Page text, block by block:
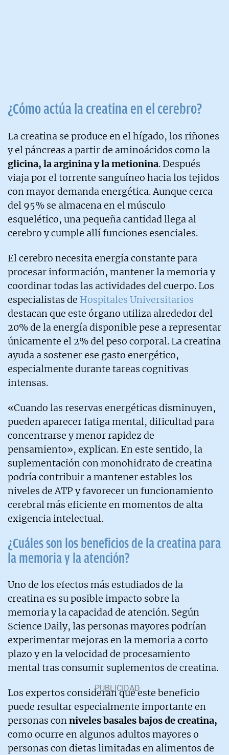
¿Cómo actúa la creatina en el cerebro?
La creatina se produce en el hígado, los riñones
y el páncreas a partir de aminoácidos como la
glicina, la arginina y la metionina. Después
viaja por el torrente sanguíneo hacia los tejidos
con mayor demanda energética. Aunque cerca
del 95% se almacena en el músculo
esquelético, una pequeña cantidad llega al
cerebro y cumple allí funciones esenciales.
El cerebro necesita energía constante para
procesar información, mantener la memoria y
coordinar todas las actividades del cuerpo. Los
especialistas de Hospitales Universitarios
destacan que este órgano utiliza alrededor del
20% de la energía disponible pese a representar
únicamente el 2% del peso corporal. La creatina
ayuda a sostener ese gasto energético,
especialmente durante tareas cognitivas
intensas.
«Cuando las reservas energéticas disminuyen,
pueden aparecer fatiga mental, dificultad para
concentrarse y menor rapidez de
pensamiento», explican. En este sentido, la
suplementación con monohidrato de creatina
podría contribuir a mantener estables los
niveles de ATP y favorecer un funcionamiento
cerebral más eficiente en momentos de alta
exigencia intelectual.
¿Cuáles son los beneficios de la creatina para
la memoria y la atención?
Uno de los efectos más estudiados de la
creatina es su posible impacto sobre la
memoria y la capacidad de atención. Según
Science Daily, las personas mayores podrían
experimentar mejoras en la memoria a corto
plazo y en la velocidad de procesamiento
mental tras consumir suplementos de creatina.
Los expertos consideran que este beneficio
puede resultar especialmente importante en
personas conniveles basales bajos de creatina,
como ocurre en algunos adultos mayores o
personas con dietas limitadas en alimentos de